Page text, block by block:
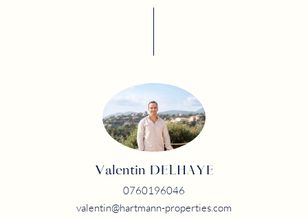
Valentin DELHAYE
0760196046
valentin@hartmann-properties.com